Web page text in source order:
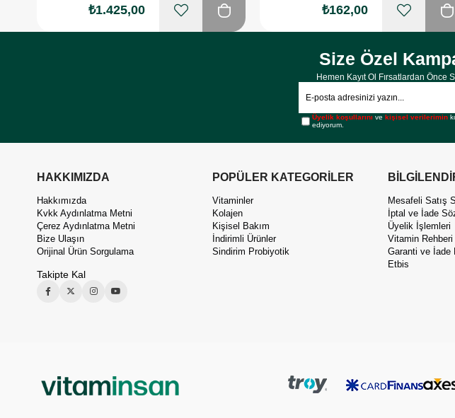
₺1.425,00 ₺162,00
Size Özel
Hemen Kayıt Ol Fırsatlardan Önce
Üyelik koşullarını vekişisel verilerimin
ediyorum.
HAKKIMIZDA
Hakkımızda
Kvkk Aydınlatma Metni
Çerez Aydınlatma Metni
Bize Ulaşın
Orijinal Ürün Sorgulama
Takipte Kal
POPÜLER KATEGORİLER
Vitaminler
Kolajen
Kişisel Bakım
İndirimli Ürünler
Sindirim Probiyotik
Mesafeli Satış
İptal ve İade
Üyelik İşlemleri
Vitamin Rehberi
Garanti ve İade
Etbis